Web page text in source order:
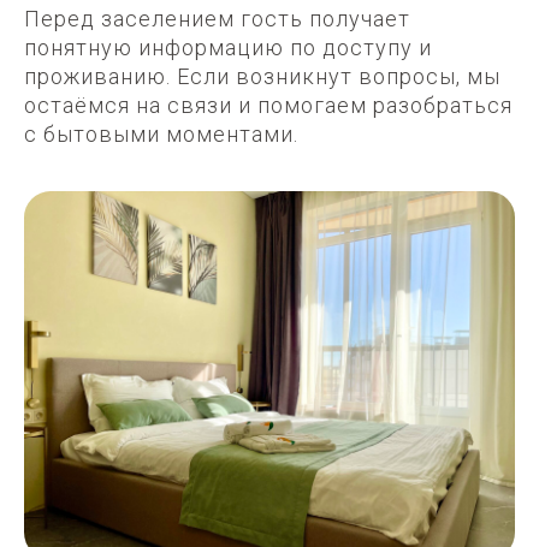
Перед заселением гость получает
понятную информацию по доступу и
проживанию. Если возникнут вопросы, мы
остаёмся на связи и помогаем разобраться
с бытовыми моментами.